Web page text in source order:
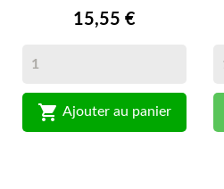
15,55 €
 Ajouter au panier